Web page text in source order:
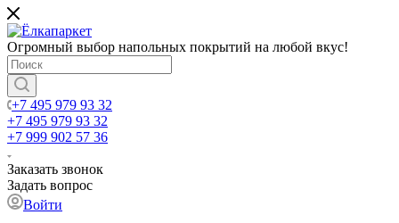
Огромный выбор напольных покрытий на любой вкус!
+7 495 979 93 32
+7 495 979 93 32
+7 999 902 57 36
Заказать звонок
Задать вопрос
Войти